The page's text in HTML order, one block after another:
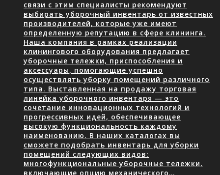
связи с этим специалисты рекомендуют
выбирать уборочный инвентарь от известных
производителей, которые уже имеют
определенную репутацию в сфере клининга.
Наша компания в рамках реализации
клинингового оборудования предлагает
уборочные тележки, приспособления и
аксессуары, помогающие успешно
осуществлять уборку помещений различного
типа. Выставленная на продажу торговая
линейка уборочного инвентаря — это
сочетание инновационных технологий и
прогрессивных идей, обеспечивающее
высокую функциональность каждому
наименованию. В наших каталогах вы
сможете подобрать инвентарь для уборки
помещений следующих видов:
многофункциональные уборочные тележки,
включающие опцию механического…